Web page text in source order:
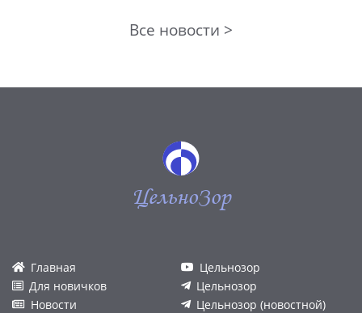
Все новости >
ЦельноЗор
Главная
Для новичков
Новости
Цельнозор
Цельнозор
Цельнозор (новостной)